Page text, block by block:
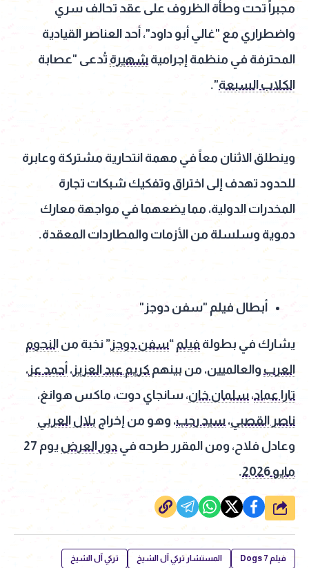
مجبراً تحت وطأة الظروف على عقد تحالف سري
واضطراري مع "غالي أبو داود"، أحد العناصر القيادية
المحترفة في منظمة إجرامية شهيرة تُدعى "عصابة
الكلاب السبعة".
وينطلق الاثنان معاً في مهمة انتحارية مشتركة وعابرة
للحدود تهدف إلى اختراق وتفكيك شبكات تجارة
المخدرات الدولية، مما يضعهما في مواجهة معارك
دموية وسلسلة من الأزمات والمطاردات المعقدة.
أبطال فيلم "سفن دوجز"
يشارك في بطولة فيلم “سفن دوجز” نخبة من النجوم
العرب والعالميين، من بينهم كريم عبد العزيز ، أحمد عز،
تارا عماد، سلمان خان، سانجاي دوت، ماكس هوانغ،
ناصر القصبي، سيد رجب، وهو من إخراج بلال العربي
وعادل فلاح، ومن المقرر طرحه في دور العرض يوم 27
مايو 2026
.
شارك
فيلم 7 Dogs المستشار تركي آل الشيخ تركي آل الشيخ